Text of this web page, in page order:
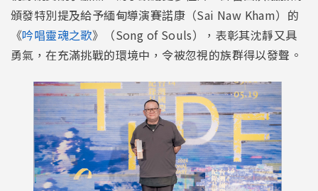
頒發特別提及給予緬甸導演賽諾康（Sai Naw Kham）的
《吟唱靈魂之歌》（Song of Souls），表彰其沈靜又具
勇氣，在充滿挑戰的環境中，令被忽視的族群得以發聲。